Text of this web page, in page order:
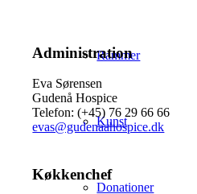
Rammer
Kunst
Donationer
Administration
Eva Sørensen
Gudenå Hospice
Telefon: (+45) 76 29 66 66
evas@gudenaahospice.dk
Køkkenchef